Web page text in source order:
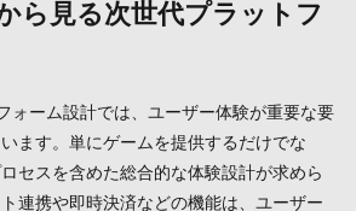
ら見る次世代プラットフ
ォーム設計では、ユーザー体験が重要な要
ます。単にゲームを提供するだけでな
セスを含めた総合的な体験設計が求めら
連携や即時決済などの機能は、ユーザー